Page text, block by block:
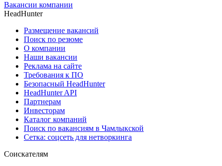
Вакансии компании
HeadHunter
Размещение вакансий
Поиск по резюме
О компании
Наши вакансии
Реклама на сайте
Требования к ПО
Безопасный HeadHunter
HeadHunter API
Партнерам
Инвесторам
Каталог компаний
Поиск по вакансиям в Чамлыкской
Сетка: соцсеть для нетворкинга
Соискателям